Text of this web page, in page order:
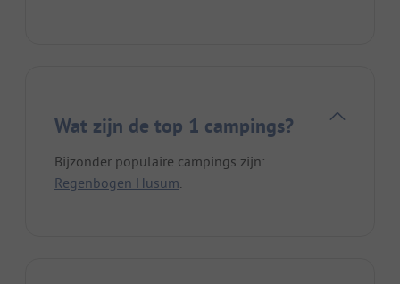
Wat zijn de top 1 campings?
Bijzonder populaire campings zijn:
Regenbogen Husum